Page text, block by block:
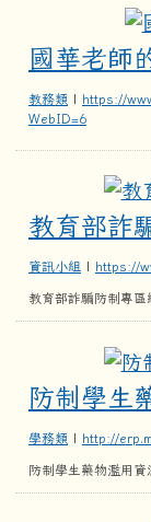
國華老師
教務類 | https://
WebID=6
教育部詐
資訊小組 | https://
教育部詐騙防制專區
防制學生
學務類 | http://
防制學生藥物濫用資